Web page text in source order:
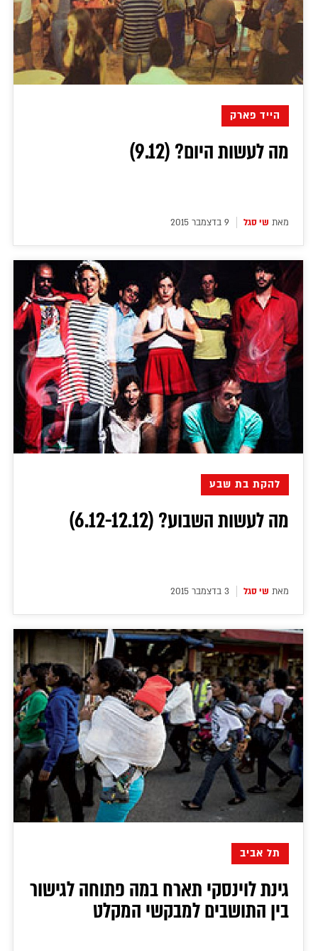
הייד פארק
מה לעשות היום? (9.12)
מאת שי סגל 9 בדצמבר 2015
להקת בת שבע
מה לעשות השבוע? (6.12-12.12)
מאת שי סגל 3 בדצמבר 2015
תל אביב
גינת לוינסקי תארח במה פתוחה לגישור
בין התושבים למבקשי המקלט